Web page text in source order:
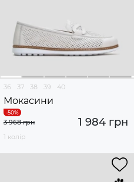
36 37 38 39 40
Мокасини
1 984 грн
3 968 грн
1 колір